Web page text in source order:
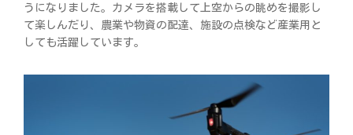
うになりました。カメラを搭載して上空からの眺めを撮影し
て楽しんだり、農業や物資の配達、施設の点検など産業用と
しても活躍しています。